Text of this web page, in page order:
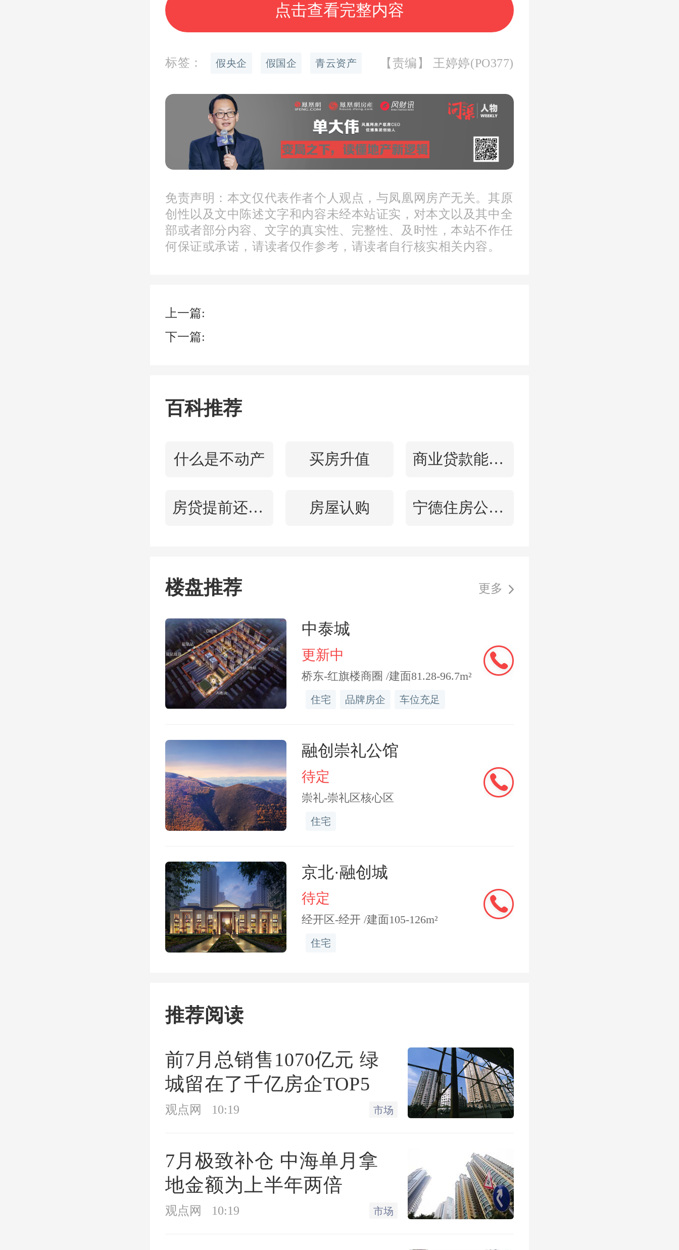
反应迅速，6月6日山东淄博市警方就发布
了一则资管公司涉非吸被立案的通告
称，“该局正在侦办青云资产管理有限公司
员徐某、徐某某、吴某某已被依法逮捕，
案件正在进一步侦办中。”
（中粮集团）旗下全资子公司。然而凤凰
网风财讯通过天眼查发现，青云资产向上
易有限公司”，已经被中粮集团列入“假冒
基供应链集团有限公司”非法吸收公众存
空工业集团有限公司、宋庆龄基金会等央
企和事业单位。
此前被东营警方发布“普信资产管理有限公
司东营第一分公司非法吸收公众存款案情
兵、中邮等多家央企的噱头违规操作。
更有甚者竟出现了，假冒央企“中铁港航东
南海洋工程有限公司”和真央企中铁广州工
程局集团有限公司出现不正当竞争，走上
法庭的情况。据悉，由于该假央企长期贴
牌“中铁”开展经营，并且迟迟不变更名
称，已被专项行动明确为假冒行为，待加
实际上，近年来“假冒央国企”的事件屡见
不鲜，而造假背后隐藏的是一条“操作简
单、水分深沉、打假艰难、危害巨大”的灰
黑产业链。
制假章、造假证
点击查看完整内容
标签： 假央企 假国企 青云资产 【责编】 王婷婷(PO377)
免责声明：本文仅代表作者个人观点，与凤凰网房产无关。其原
创性以及文中陈述文字和内容未经本站证实，对本文以及其中全
部或者部分内容、文字的真实性、完整性、及时性，本站不作任
何保证或承诺，请读者仅作参考，请读者自行核实相关内容。
上一篇:
下一篇:
百科推荐
什么是不动产 买房升值 商业贷款能不能转公积金贷款
房贷提前还款违约金 房屋认购 宁德住房公积金查询
楼盘推荐 更多
中泰城
更新中
桥东-红旗楼商圈 /建面81.28-96.7m²
住宅 品牌房企 车位充足
融创崇礼公馆
待定
崇礼-崇礼区核心区
住宅
京北·融创城
待定
经开区-经开 /建面105-126m²
住宅
推荐阅读
前7月总销售1070亿元 绿
城留在了千亿房企TOP5
观点网 10:19 市场
7月极致补仓 中海单月拿
地金额为上半年两倍
观点网 10:19 市场